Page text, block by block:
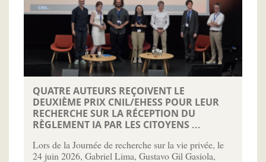
QUATRE AUTEURS REÇOIVENT LE
DEUXIÈME PRIX CNIL/EHESS POUR LEUR
RECHERCHE SUR LA RÉCEPTION DU
RÈGLEMENT IA PAR LES CITOYENS ...
Lors de la Journée de recherche sur la vie privée, le
24 juin 2026, Gabriel Lima, Gustavo Gil Gasiola,